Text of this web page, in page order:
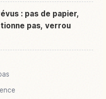
: pas de papier,
pas, verrou